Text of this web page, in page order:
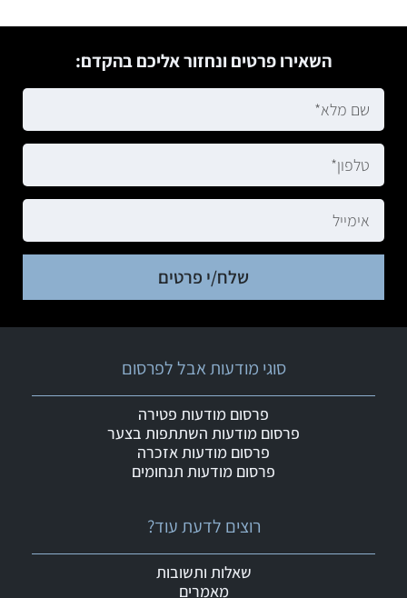
השאירו פרטים ונחזור אליכם בהקדם:
שלח/י פרטים
רוצים לדעת עוד?
שאלות ותשובות
מאמרים
סוגי מודעות אבל לפרסום
פרסום מודעות פטירה
פרסום מודעות השתתפות בצער
פרסום מודעות אזכרה
פרסום מודעות תנחומים